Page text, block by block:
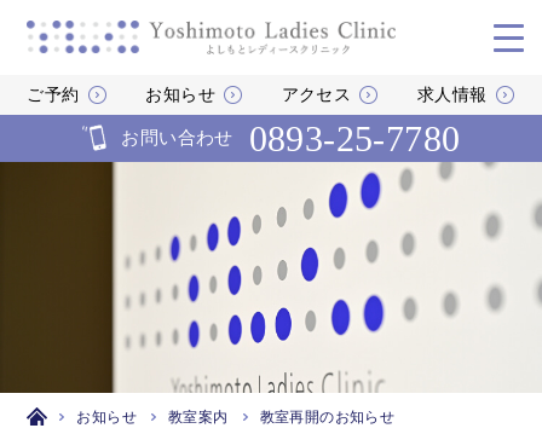
ご予約 お知らせ アクセス 求人情報
お問い合わせ 0893-25-7780
お知らせ 教室案内 教室再開のお知らせ